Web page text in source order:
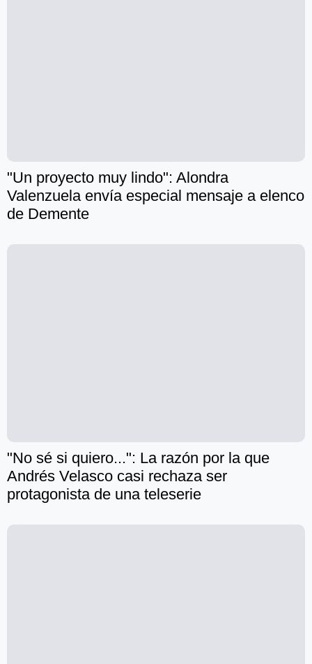
"Un proyecto muy lindo": Alondra
Valenzuela envía especial mensaje a elenco
de Demente
"No sé si quiero...": La razón por la que
Andrés Velasco casi rechaza ser
protagonista de una teleserie